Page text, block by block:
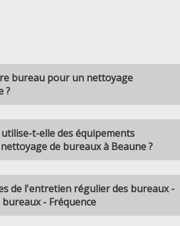
bureau pour un nettoyage
?
utilise-t-elle des équipements
de bureaux à Beaune ?
de l'entretien régulier des bureaux -
- Fréquence